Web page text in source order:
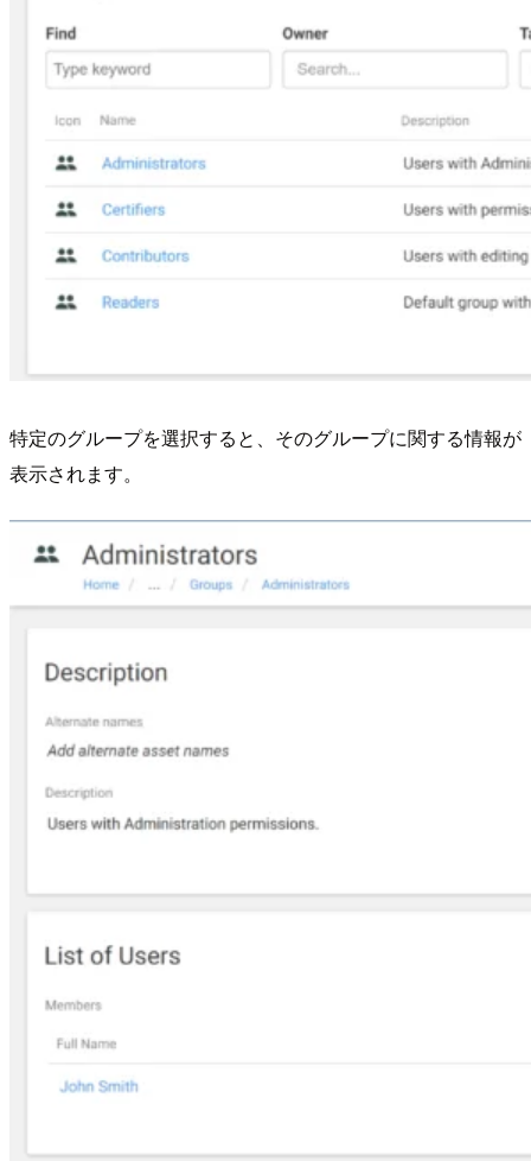
特定のグループを選択すると、そのグループに関する情報が
表示されます。